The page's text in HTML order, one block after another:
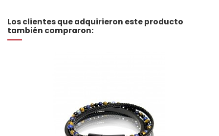
Los clientes que adquirieron este producto
también compraron: